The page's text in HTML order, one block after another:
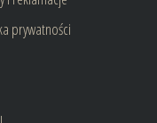
prywatności